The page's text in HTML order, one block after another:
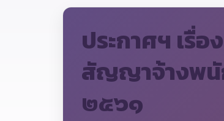
ประกาศฯ เรื่
สัญญาจ้างพนั
๒๕๖๑